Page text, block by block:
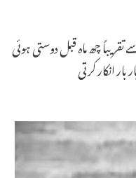
چھ ماہ قبل دوستی ہوئی
انکار کرتی